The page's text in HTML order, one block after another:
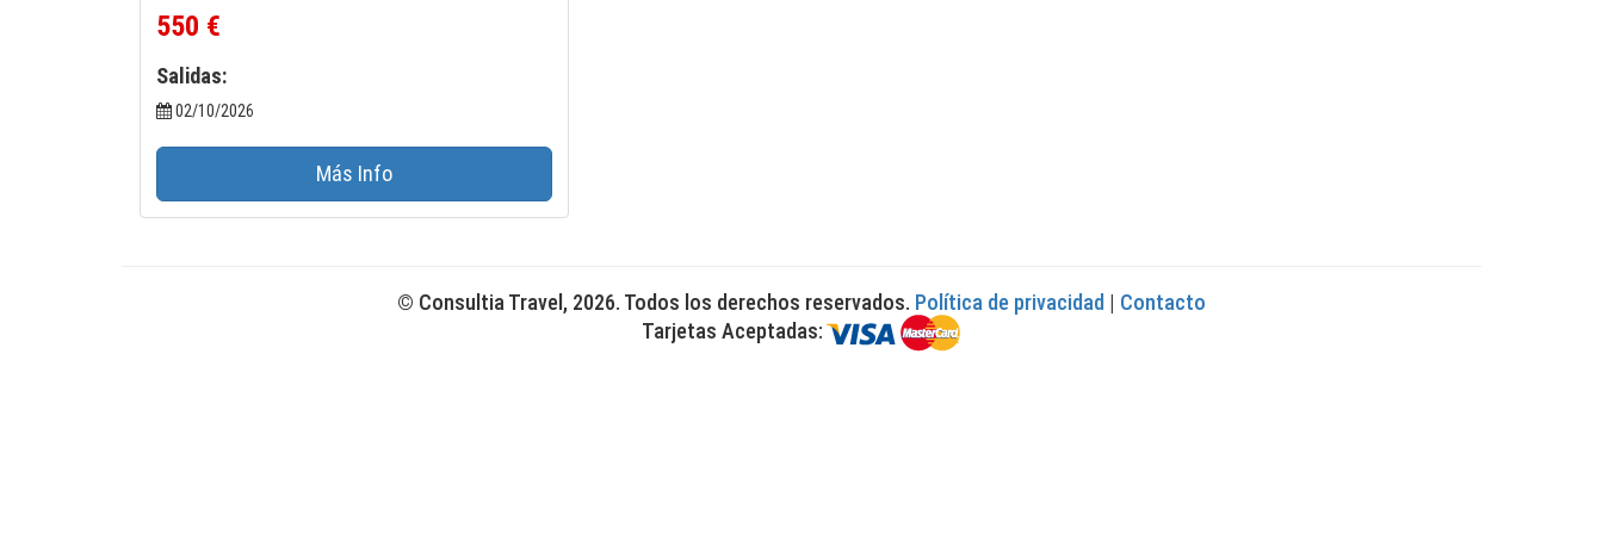
550 €
Salidas:
02/10/2026
Más Info
© Consultia Travel, 2026. Todos los derechos reservados. Política de privacidad | Contacto
Tarjetas Aceptadas: